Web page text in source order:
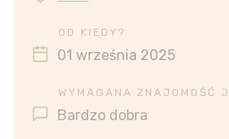
OD KIEDY?
01 września 2025
WYMAGANA ZNAJOMOŚĆ
Bardzo dobra